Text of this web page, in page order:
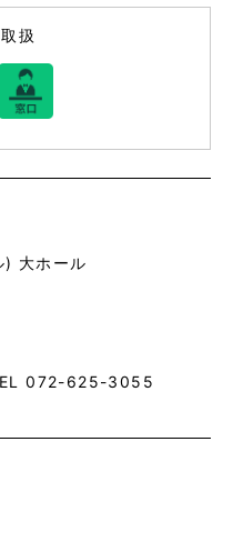
扱
) 大ホール
072-625-3055